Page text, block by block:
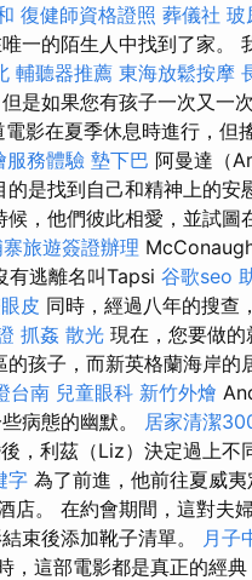
復健師資格證照 葬儀社 玻
一的陌生人中找到了家。
輔聽器推薦 東海放鬆按摩
是如果您有孩子一次又一
影在夏季休息時進行，但
服務體驗 墊下巴 阿曼達（
是找到自己和精神上的安
，他們彼此相愛，並試圖
旅遊簽證辦理
有逃離名叫Tapsi 谷歌seo
皮 同時，經過八年的搜查
抓姦 散光 現在，您要做
孩子，而新英格蘭海岸的
台南 兒童眼科 新竹外燴
病態的幽默。 居家清潔
，利茲（Liz）決定過上不
字 為了前進，他前往夏威
店。 在約會期間，這對夫
束後添加靴子清單。
月子
，這部電影都是真正的經